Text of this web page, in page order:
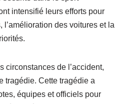
intensifié leurs efforts pour
des voitures et la
circonstances de l’accident,
tragédie. Cette tragédie a
équipes et officiels pour